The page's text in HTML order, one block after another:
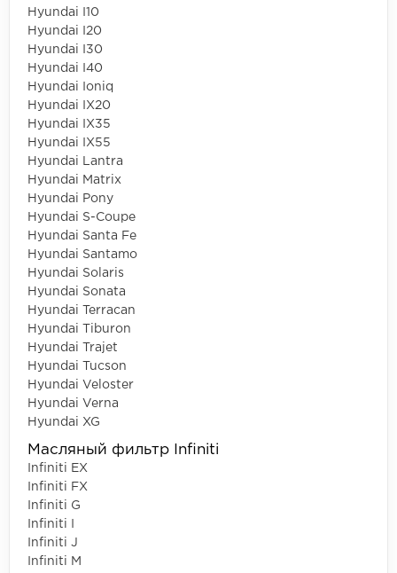
Hyundai I10
Hyundai I20
Hyundai I30
Hyundai I40
Hyundai Ioniq
Hyundai IX20
Hyundai IX35
Hyundai IX55
Hyundai Lantra
Hyundai Matrix
Hyundai Pony
Hyundai S-Coupe
Hyundai Santa Fe
Hyundai Santamo
Hyundai Solaris
Hyundai Sonata
Hyundai Terracan
Hyundai Tiburon
Hyundai Trajet
Hyundai Tucson
Hyundai Veloster
Hyundai Verna
Hyundai XG
Масляный фильтр Infiniti
Infiniti EX
Infiniti FX
Infiniti G
Infiniti I
Infiniti J
Infiniti M